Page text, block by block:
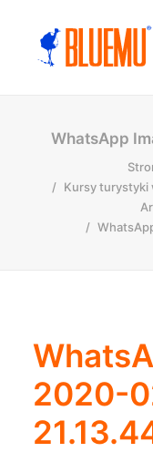
WhatsApp
Kursy turystyki
2020-